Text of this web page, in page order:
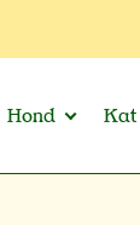
Hond Kat